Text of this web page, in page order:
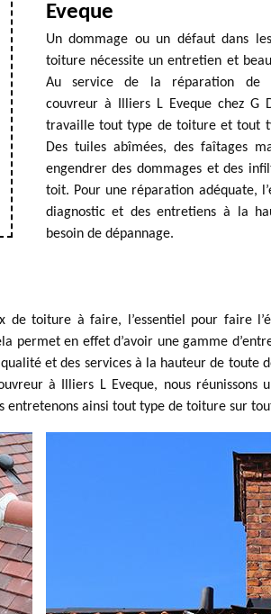
Eveque
Un dommage ou un défaut dans
toiture nécessite un entretien et
Au service de la réparation de
couvreur à Illiers L Eveque chez G
travaille tout type de toiture et tout
Des tuiles abîmées, des faîtages
engendrer des dommages et des
toit. Pour une réparation adéquate,
diagnostic et des entretiens à la
besoin de dépannage.
de toiture à faire, l’essentiel pour faire
permet en effet d’avoir une gamme
et des services à la hauteur de toute
à Illiers L Eveque, nous réunissons
entretenons ainsi tout type de toiture sur